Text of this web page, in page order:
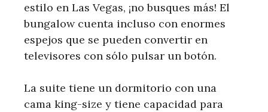
estilo en Las Vegas, ¡no busques más! El
bungalow cuenta incluso con enormes
espejos que se pueden convertir en
televisores con sólo pulsar un botón.
La suite tiene un dormitorio con una
cama king-size y tiene capacidad para